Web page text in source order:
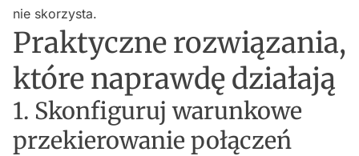
nie skorzysta.
Praktyczne rozwiązania,
które naprawdę działają
1. Skonfiguruj warunkowe
przekierowanie połączeń